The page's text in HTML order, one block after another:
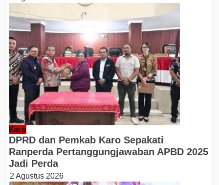
Karo
DPRD dan Pemkab Karo Sepakati
Ranperda Pertanggungjawaban APBD 2025
Jadi Perda
2 Agustus 2026